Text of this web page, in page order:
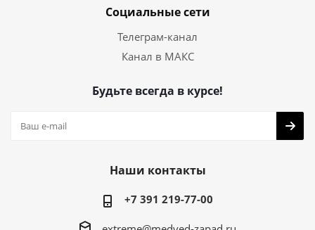
Социальные сети
Телеграм-канал
Канал в МАКС
Будьте всегда в курсе!
Наши контакты
+7 391 219-77-00